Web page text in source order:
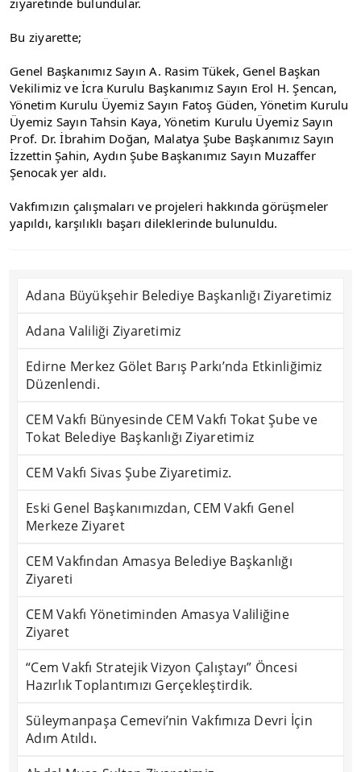
ziyaretinde bulundular.
Bu ziyarette;
Genel Başkanımız Sayın A. Rasim Tükek, Genel Başkan
Vekilimiz ve İcra Kurulu Başkanımız Sayın Erol H. Şencan,
Yönetim Kurulu Üyemiz Sayın Fatoş Güden, Yönetim Kurulu
Üyemiz Sayın Tahsin Kaya, Yönetim Kurulu Üyemiz Sayın
Prof. Dr. İbrahim Doğan, Malatya Şube Başkanımız Sayın
İzzettin Şahin, Aydın Şube Başkanımız Sayın Muzaffer
Şenocak yer aldı.
Vakfımızın çalışmaları ve projeleri hakkında görüşmeler
yapıldı, karşılıklı başarı dileklerinde bulunuldu.
Adana Büyükşehir Belediye Başkanlığı Ziyaretimiz
Adana Valiliği Ziyaretimiz
Edirne Merkez Gölet Barış Parkı’nda Etkinliğimiz
Düzenlendi.
CEM Vakfı Bünyesinde CEM Vakfı Tokat Şube ve
Tokat Belediye Başkanlığı Ziyaretimiz
CEM Vakfı Sivas Şube Ziyaretimiz.
Eski Genel Başkanımızdan, CEM Vakfı Genel
Merkeze Ziyaret
CEM Vakfından Amasya Belediye Başkanlığı
Ziyareti
CEM Vakfı Yönetiminden Amasya Valiliğine
Ziyaret
“Cem Vakfı Stratejik Vizyon Çalıştayı” Öncesi
Hazırlık Toplantımızı Gerçekleştirdik.
Süleymanpaşa Cemevi’nin Vakfımıza Devri İçin
Adım Atıldı.